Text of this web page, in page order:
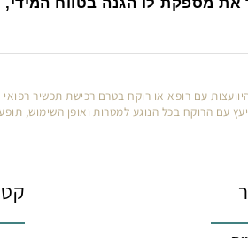
באלסטיות לגופו. החיתול
קטלוג